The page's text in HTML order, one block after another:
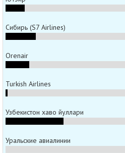
Сибирь (S7 Airlines)
Orenair
Turkish Airlines
Узбекистон хаво йуллари
Уральские авиалинии